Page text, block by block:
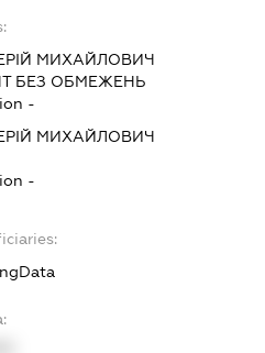
МИХАЙЛОВИЧ
БЕЗ ОБМЕЖЕНЬ
-
МИХАЙЛОВИЧ
-